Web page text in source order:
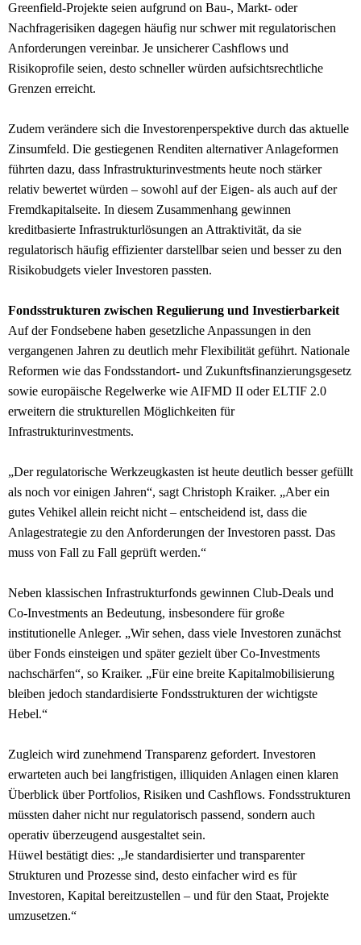
Greenfield-Projekte seien aufgrund on Bau-, Markt- oder
Nachfragerisiken dagegen häufig nur schwer mit regulatorischen
Anforderungen vereinbar. Je unsicherer Cashflows und
Risikoprofile seien, desto schneller würden aufsichtsrechtliche
Grenzen erreicht.
Zudem verändere sich die Investorenperspektive durch das aktuelle
Zinsumfeld. Die gestiegenen Renditen alternativer Anlageformen
führten dazu, dass Infrastrukturinvestments heute noch stärker
relativ bewertet würden – sowohl auf der Eigen- als auch auf der
Fremdkapitalseite. In diesem Zusammenhang gewinnen
kreditbasierte Infrastrukturlösungen an Attraktivität, da sie
regulatorisch häufig effizienter darstellbar seien und besser zu den
Risikobudgets vieler Investoren passten.
Fondsstrukturen zwischen Regulierung und Investierbarkeit
Auf der Fondsebene haben gesetzliche Anpassungen in den
vergangenen Jahren zu deutlich mehr Flexibilität geführt. Nationale
Reformen wie das Fondsstandort- und Zukunftsfinanzierungsgesetz
sowie europäische Regelwerke wie AIFMD II oder ELTIF 2.0
erweitern die strukturellen Möglichkeiten für
Infrastrukturinvestments.
„Der regulatorische Werkzeugkasten ist heute deutlich besser gefüllt
als noch vor einigen Jahren“, sagt Christoph Kraiker. „Aber ein
gutes Vehikel allein reicht nicht – entscheidend ist, dass die
Anlagestrategie zu den Anforderungen der Investoren passt. Das
muss von Fall zu Fall geprüft werden.“
Neben klassischen Infrastrukturfonds gewinnen Club-Deals und
Co-Investments an Bedeutung, insbesondere für große
institutionelle Anleger. „Wir sehen, dass viele Investoren zunächst
über Fonds einsteigen und später gezielt über Co-Investments
nachschärfen“, so Kraiker. „Für eine breite Kapitalmobilisierung
bleiben jedoch standardisierte Fondsstrukturen der wichtigste
Hebel.“
Zugleich wird zunehmend Transparenz gefordert. Investoren
erwarteten auch bei langfristigen, illiquiden Anlagen einen klaren
Überblick über Portfolios, Risiken und Cashflows. Fondsstrukturen
müssten daher nicht nur regulatorisch passend, sondern auch
operativ überzeugend ausgestaltet sein.
Hüwel bestätigt dies: „Je standardisierter und transparenter
Strukturen und Prozesse sind, desto einfacher wird es für
Investoren, Kapital bereitzustellen – und für den Staat, Projekte
umzusetzen.“